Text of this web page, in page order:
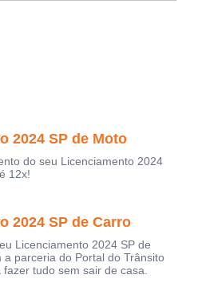
2024 SP de Moto
do seu Licenciamento 2024
12x!
2024 SP de Carro
Licenciamento 2024 SP de
a parceria do Portal do Trânsito
tudo sem sair de casa.